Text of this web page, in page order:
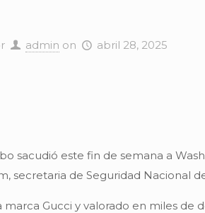
admin on abril 28, 2025
sacudió este fin de semana a
secretaria de Seguridad Nacional
marca Gucci y valorado en miles